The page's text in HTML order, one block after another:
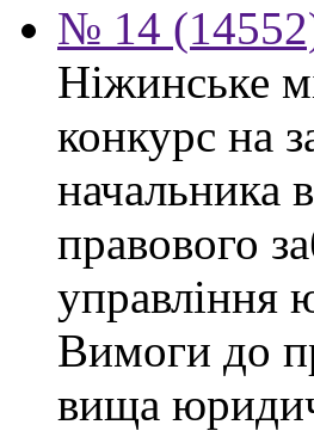
№ 14
Ніжинське
конкурс на
начальника
правового
управління
Вимоги до
вища